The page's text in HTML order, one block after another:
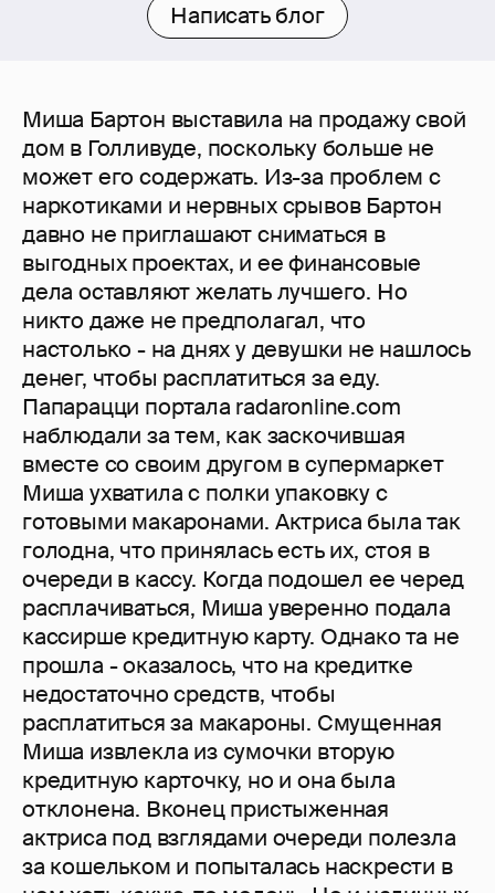
Написать блог
Миша Бартон выставила на продажу свой
дом в Голливуде, поскольку больше не
может его содержать. Из-за проблем с
наркотиками и нервных срывов Бартон
давно не приглашают сниматься в
выгодных проектах, и ее финансовые
дела оставляют желать лучшего. Но
никто даже не предполагал, что
настолько - на днях у девушки не нашлось
денег, чтобы расплатиться за еду.
Папарацци портала radaronline.com
наблюдали за тем, как заскочившая
вместе со своим другом в супермаркет
Миша ухватила с полки упаковку с
готовыми макаронами. Актриса была так
голодна, что принялась есть их, стоя в
очереди в кассу. Когда подошел ее черед
расплачиваться, Миша уверенно подала
кассирше кредитную карту. Однако та не
прошла - оказалось, что на кредитке
недостаточно средств, чтобы
расплатиться за макароны. Смущенная
Миша извлекла из сумочки вторую
кредитную карточку, но и она была
отклонена. Вконец пристыженная
актриса под взглядами очереди полезла
за кошельком и попыталась наскрести в